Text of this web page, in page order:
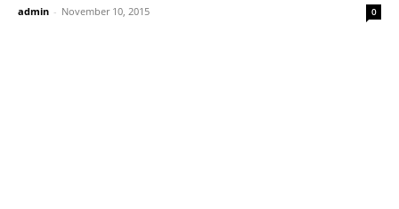
admin - November 10, 2015 0